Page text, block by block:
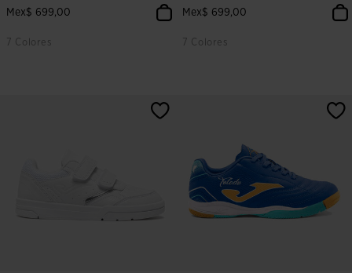
Mex$ 699,00
7 Colores
5 sobre 5 de valoración de clientes
Mex$ 699,00
7 Colores
3.1 sobre 5 de valoración de